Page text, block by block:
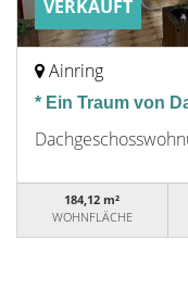
VERKAUFT
Ainring
* Ein Traum von
184,12 m²
WOHNFLÄCHE